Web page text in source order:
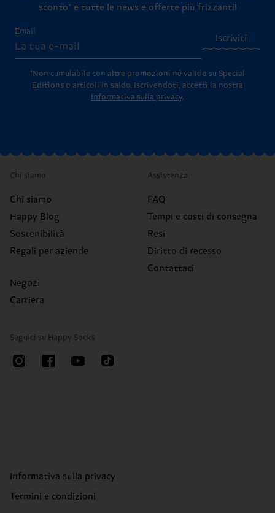
sconto* e tutte le news e offerte più frizzanti!
Email
Iscriviti
*Non cumulabile con altre promozioni né valido su Special
Editions o articoli in saldo.
Iscrivendoti, accetti la nostra
Informativa sulla privacy.
Chi siamo
Chi siamo
Happy Blog
Sostenibilità
Regali per aziende
Negozi
Carriera
Assistenza
FAQ
Tempi e costi di consegna
Resi
Diritto di recesso
Contattaci
Seguici su Happy Socks
Informativa sulla privacy
Termini e condizioni